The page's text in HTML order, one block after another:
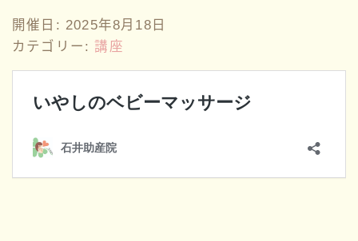
ブログ一覧
お問い合わせ
開催日: 2025年8月18日
カテゴリー:講座